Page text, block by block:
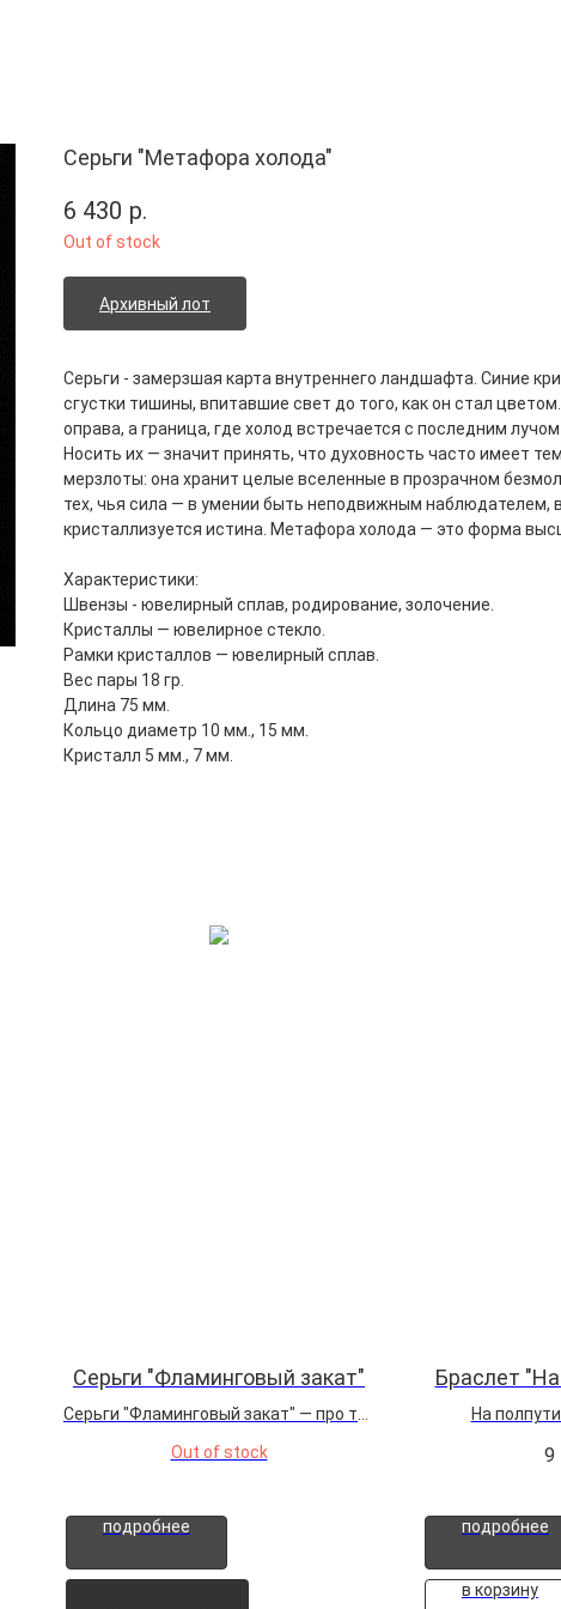
Серьги "Метафора холода"
6 430 р.
Out of stock
Архивный лот
Серьги - замерзшая карта внутреннего ландшафта. Синие
сгустки тишины, впитавшие свет до того, как он стал
оправа, а граница, где холод встречается с последним
Носить их — значит принять, что духовность часто имеет
мерзлоты: она хранит целые вселенные в прозрачном
тех, чья сила — в умении быть неподвижным наблюдателем,
кристаллизуется истина. Метафора холода — это форма
Характеристики:
Швензы - ювелирный сплав, родирование, золочение.
Кристаллы — ювелирное стекло.
Рамки кристаллов — ювелирный сплав.
Вес пары 18 гр.
Длина 75 мм.
Кольцо диаметр 10 мм., 15 мм.
Кристалл 5 мм., 7 мм.
Серьги "Фламинговый закат"
Серьги "Фламинговый закат" — про то,
такой, какая она есть: хрупкой,
отражают глубокую осознанность
жизни, в которой есть место как для
силы...
Out of stock
подробнее
Браслет
На
земля ещё под
каждого свой
глубина.
9
подробнее
в корзину